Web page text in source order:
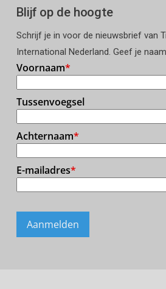
Blijf op de hoogte
Schrijf je in voor de nieuwsbrief van
International Nederland. Geef je